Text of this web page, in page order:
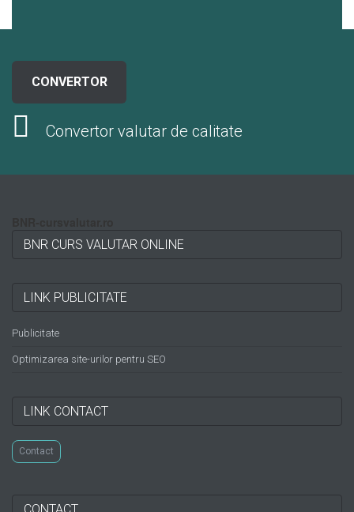
CONVERTOR
Convertor valutar de calitate
BNR CURS VALUTAR ONLINE
LINK PUBLICITATE
Publicitate
Optimizarea site-urilor pentru SEO
LINK CONTACT
Contact